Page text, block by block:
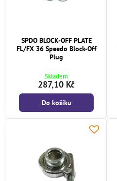
SPDO BLOCK-OFF PLATE
FL/FX 36 Speedo Block-Off
Plug
Skladem
287,10 Kč
Do košíku